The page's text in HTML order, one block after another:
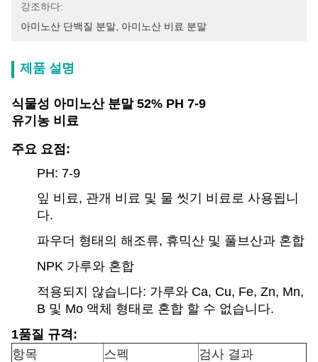
강조하다:
아미노산 단백질 분말 아미노산 비료 분말
제품 설명
식물성 아미노산 분말 52% PH 7-9
유기농 비료
주요 요점:
PH: 7-9
잎 비료, 관개 비료 및 물 씻기 비료로 사용됩니
다.
파우더 형태의 해조류, 휴믹산 및 풀브산과 혼합
NPK 가루와 혼합
적용되지 않습니다: 가루와 Ca, Cu, Fe, Zn, Mn,
B 및 Mo 액체 형태로 혼합 할 수 없습니다.
1품질 규격:
항목
스펙
검사 결과